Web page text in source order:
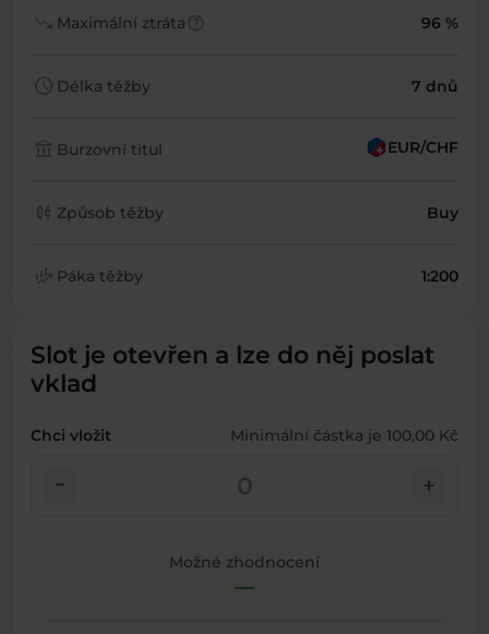
trending_down Maximální ztrátahelp 96 %
schedule Délka těžby 7 dnů
account_balance Burzovní titul EUR/CHF
candlestick_chart Způsob těžby Buy
finance_mode Páka těžby 1:200
Slot je otevřen a lze do něj poslat
vklad
Chci vložit Minimální částka je 100,00 Kč
check_indeterminate_small add
Možné zhodnocení
—